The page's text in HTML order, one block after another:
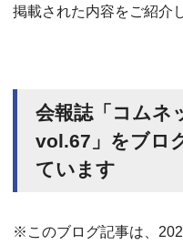
掲載された内容をご紹介
会報誌「コムネ
vol.67」をブロ
ています
※このブログ記事は、